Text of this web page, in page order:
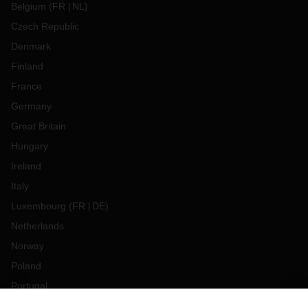
Belgium (FR NL )
Czech Republic
Denmark
Finland
France
Germany
Great Britain
Hungary
Ireland
Italy
Luxembourg (FR DE)
Netherlands
Norway
Poland
Portugal